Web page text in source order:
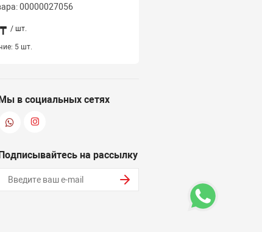
00000027056
/ шт.
5 шт.
в социальных сетях
на рассылку